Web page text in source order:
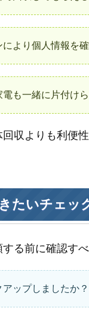
より個人情報を
も一緒に片付け
収よりも利便
たいチェッ
る前に確認す
ップしましたか？